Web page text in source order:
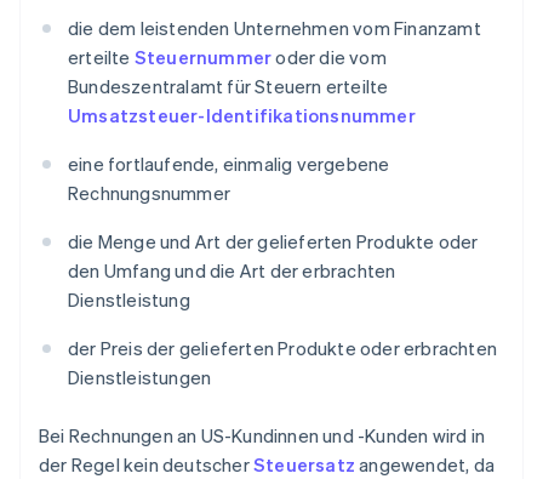
die dem leistenden Unternehmen vom Finanzamt
erteilte Steuernummeroder die vom
Bundeszentralamt für Steuern erteilte
Umsatzsteuer-Identifikationsnummer
eine fortlaufende, einmalig vergebene
Rechnungsnummer
die Menge und Art der gelieferten Produkte oder
den Umfang und die Art der erbrachten
Dienstleistung
der Preis der gelieferten Produkte oder erbrachten
Dienstleistungen
Bei Rechnungen an US-Kundinnen und -Kunden wird in
der Regel kein deutscherSteuersatz angewendet, da